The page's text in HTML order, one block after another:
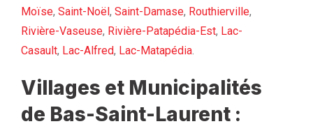
Moïse, Saint-Noël , Saint-Damase, Routhierville,
Rivière-Vaseuse, Rivière-Patapédia-Est, Lac-
Casault, Lac-Alfred, Lac-Matapédia.
Villages et Municipalités
de Bas-Saint-Laurent :